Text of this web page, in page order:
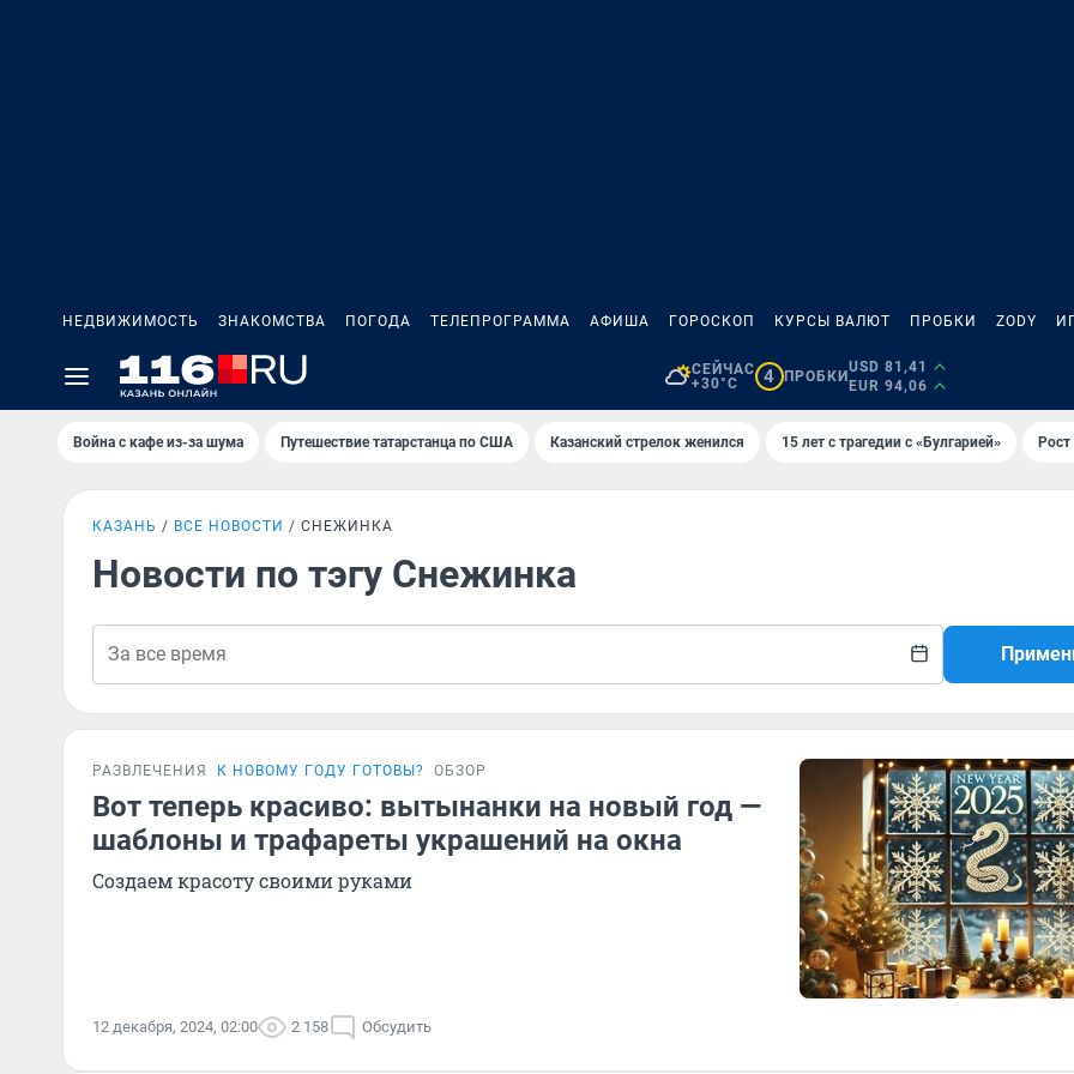
НЕДВИЖИМОСТЬ ЗНАКОМСТВА ПОГОДА ТЕЛЕПРОГРАММА АФИША ГОРОСКОП КУРСЫ ВАЛЮТ ПРОБКИ ZODY
СЕЙЧАС
+30°C
4 ПРОБКИ
USD 81,41
EUR 94,06
Война с кафе из-за шума Путешествие татарстанца по США Казанский стрелок женился 15 лет с трагедии с «Булгарией»
КАЗАНЬ ВСЕ НОВОСТИ СНЕЖИНКА
Новости по тэгу Снежинка
РАЗВЛЕЧЕНИЯ К НОВОМУ ГОДУ ГОТОВЫ? ОБЗОР
Вот теперь красиво: вытынанки на новый год —
шаблоны и трафареты украшений на окна
Создаем красоту своими руками
12 декабря, 2024, 02:00 2 158 Обсудить